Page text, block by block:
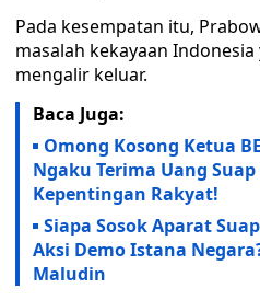
Pada kesempatan itu,
masalah kekayaan
mengalir keluar.
Baca Juga:
Omong Kosong Ketua
Ngaku Terima Uang
Kepentingan Rakyat!
Siapa Sosok Aparat
Aksi Demo Istana
Maludin